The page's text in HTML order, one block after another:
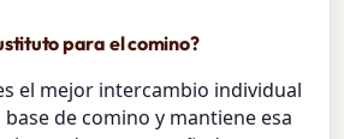
para el comino?
el mejor intercambio individual
de comino y mantiene esa